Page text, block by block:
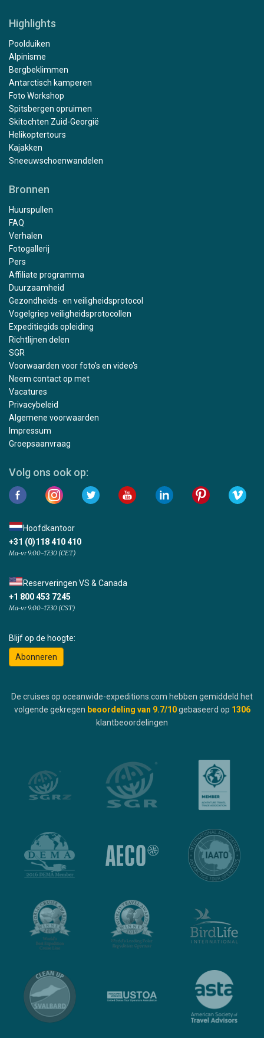
Highlights
Poolduiken
Alpinisme
Bergbeklimmen
Antarctisch kamperen
Foto Workshop
Spitsbergen opruimen
Skitochten Zuid-Georgië
Helikoptertours
Kajakken
Sneeuwschoenwandelen
Bronnen
Huurspullen
FAQ
Verhalen
Fotogallerij
Pers
Affiliate programma
Duurzaamheid
Gezondheids- en veiligheidsprotocol
Vogelgriep veiligheidsprotocollen
Expeditiegids opleiding
Richtlijnen delen
SGR
Voorwaarden voor foto's en video's
Neem contact op met
Vacatures
Privacybeleid
Algemene voorwaarden
Impressum
Groepsaanvraag
Volg ons ook op:
Hoofdkantoor
+31 (0)118 410 410
Ma-vr 9:00-17:30 (CET)
Reserveringen VS & Canada
+1 800 453 7245
Ma-vr 9:00-17:30 (CST)
Blijf op de hoogte:
Abonneren
De cruises op oceanwide-expeditions.com hebben gemiddeld het
volgende gekregen beoordeling van 9.7/10 gebaseerd op 1306
klantbeoordelingen